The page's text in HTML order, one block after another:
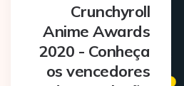
Crunchyroll
Anime Awards
2020 - Conheça
os vencedores